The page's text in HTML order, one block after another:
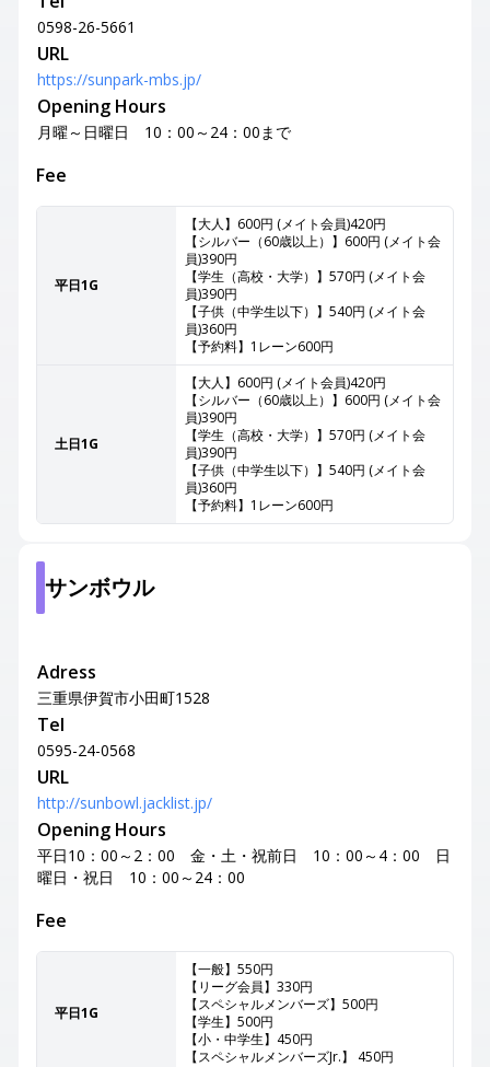
0598-26-5661
URL
https://sunpark-mbs.jp/
Opening Hours
月曜～日曜日 10：00～24：00まで
Fee
平日1G
【大人】600円 (メイト会員)420円
【シルバー（60歳以上）】600円 (メイト会
員)390円
【学生（高校・大学）】570円 (メイト会
員)390円
【子供（中学生以下）】540円 (メイト会
員)360円
【予約料】1レーン600円
土日1G
【大人】600円 (メイト会員)420円
【シルバー（60歳以上）】600円 (メイト会
員)390円
【学生（高校・大学）】570円 (メイト会
員)390円
【子供（中学生以下）】540円 (メイト会
員)360円
【予約料】1レーン600円
サンボウル
Adress
三重県伊賀市小田町1528
Tel
0595-24-0568
URL
http://sunbowl.jacklist.jp/
Opening Hours
平日10：00～2：00 金・土・祝前日 10：00～4：00 日
曜日・祝日 10：00～24：00
Fee
平日1G
【一般】550円
【リーグ会員】330円
【スペシャルメンバーズ】500円
【学生】500円
【小・中学生】450円
【スペシャルメンバーズJr.】 450円